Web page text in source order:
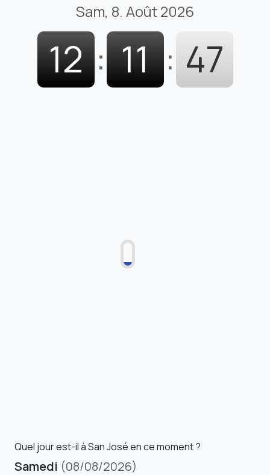
Sam, 8. Août 2026
12 : 11 : 48
Quel jour est-il à San José en ce moment ?
Samedi (08/08/2026)